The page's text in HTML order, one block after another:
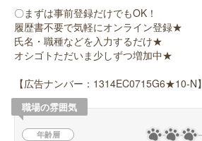
〇まずは事前登録だけでもOK！
履歴書不要で気軽にオンライン登録★
氏名・職種などを入力するだけ★
オシゴトただいま少しずつ増加中★
【広告ナンバー：1314EC0715G6★10-N】
職場の雰囲気
年齢層